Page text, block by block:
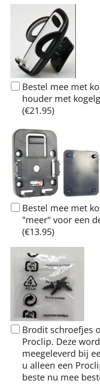
Bestel mee met
houder met
(€21.95)
Bestel mee met
"meer" voor een
(€13.95)
Brodit schroefjes
Proclip. Deze
meegeleverd bij
u alleen een
beste nu mee